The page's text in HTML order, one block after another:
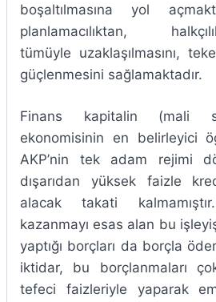
boşaltılmasına yol
planlamacılıktan,
tümüyle uzaklaşılmasını,
güçlenmesini sağlamaktadır.
Finans kapitalin (mali
ekonomisinin en belirleyici
AKP’nin tek adam rejimi
dışarıdan yüksek faizle
alacak takati
kazanmayı esas alan bu
yaptığı borçları da borçla
iktidar, bu borçlanmaları
tefeci faizleriyle yaparak